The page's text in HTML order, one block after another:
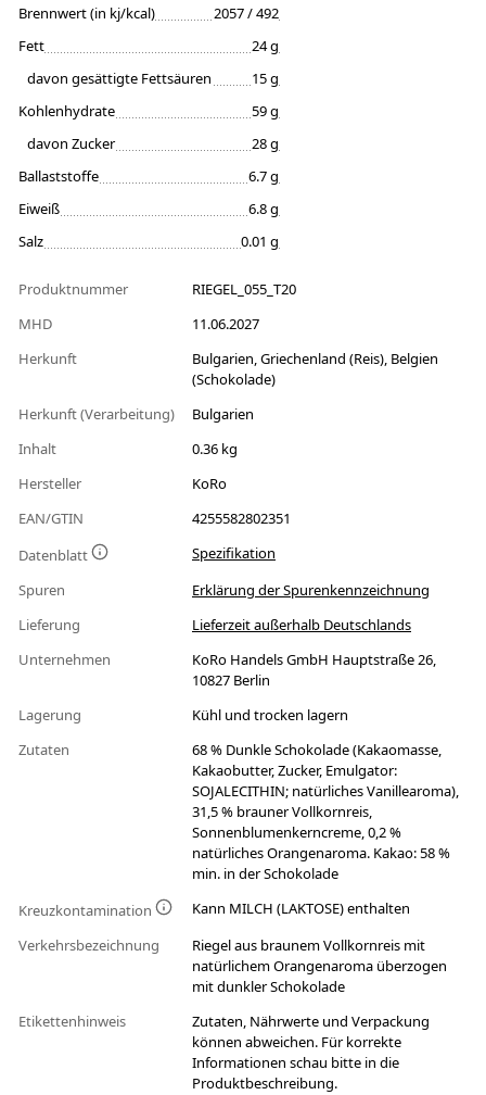
Brennwert (in kj/kcal)
2057 / 492
Fett
24 g
davon gesättigte Fettsäuren
15 g
Kohlenhydrate
59 g
davon Zucker
28 g
Ballaststoffe
6.7 g
Eiweiß
6.8 g
Salz
0.01 g
Produktnummer
RIEGEL_055_T20
MHD
11.06.2027
Herkunft
Bulgarien, Griechenland (Reis), Belgien
(Schokolade)
Herkunft (Verarbeitung)
Bulgarien
Inhalt
0.36 kg
Hersteller
KoRo
EAN/GTIN
4255582802351
Datenblatt
Spezifikation
Spuren
Erklärung der Spurenkennzeichnung
Lieferung
Lieferzeit außerhalb Deutschlands
Unternehmen
KoRo Handels GmbH Hauptstraße 26,
10827 Berlin
Lagerung
Kühl und trocken lagern
Zutaten
68 % Dunkle Schokolade (Kakaomasse,
Kakaobutter, Zucker, Emulgator:
SOJALECITHIN; natürliches Vanillearoma),
31,5 % brauner Vollkornreis,
Sonnenblumenkerncreme, 0,2 %
natürliches Orangenaroma. Kakao: 58 %
min. in der Schokolade
Kreuzkontamination
Kann MILCH (LAKTOSE) enthalten
Verkehrsbezeichnung
Riegel aus braunem Vollkornreis mit
natürlichem Orangenaroma überzogen
mit dunkler Schokolade
Etikettenhinweis
Zutaten, Nährwerte und Verpackung
können abweichen. Für korrekte
Informationen schau bitte in die
Produktbeschreibung.